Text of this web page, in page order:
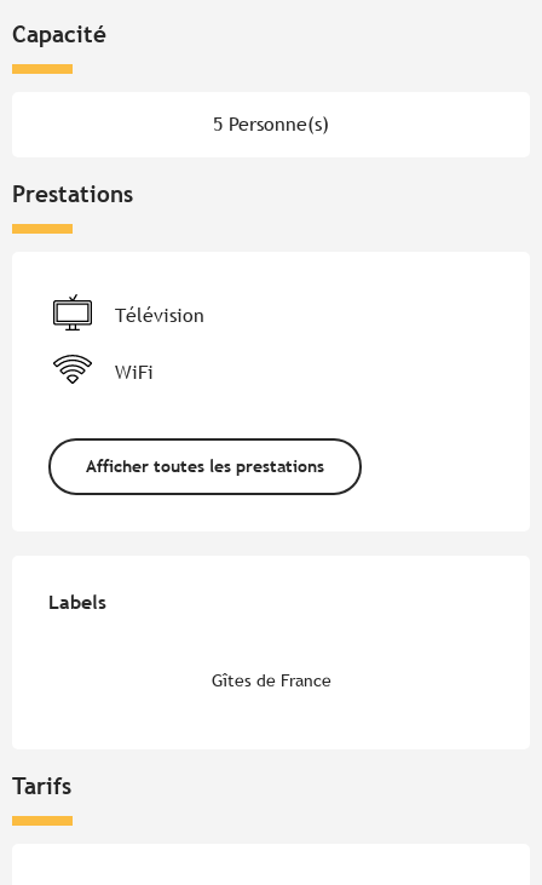
Capacité
5 Personne(s)
Prestations
Télévision
WiFi
Afficher toutes les prestations
Labels
Labels
Gîtes de France
Tarifs